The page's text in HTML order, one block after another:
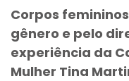
Corpos
gênero e pelo
experiência da
Mulher Tina